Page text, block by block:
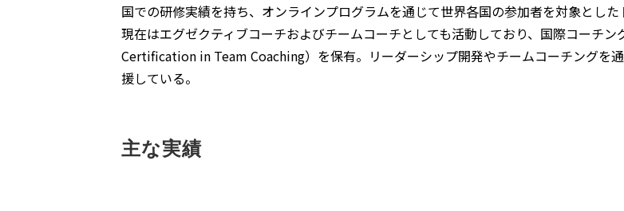
国での研修実績を持ち、オンラインプログラムを通じて世界各国の参加者を対象とした
現在はエグゼクティブコーチおよびチームコーチとしても活動しており、国際コーチン
Certification in Team Coaching）を保有。リーダーシップ開発やチームコーチングを
援している。
主な実績